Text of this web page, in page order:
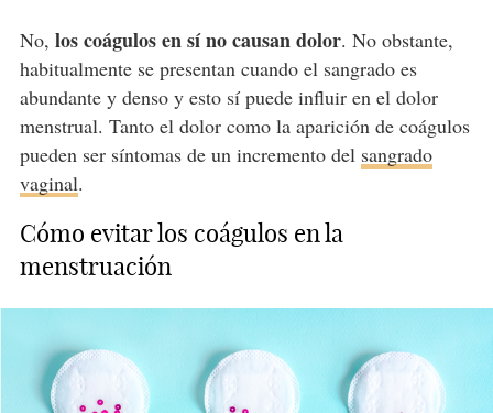
No, los coágulos en sí no causan dolor. No obstante,
habitualmente se presentan cuando el sangrado es
abundante y denso y esto sí puede influir en el dolor
menstrual. Tanto el dolor como la aparición de coágulos
pueden ser síntomas de un incremento del sangrado
vaginal.
Cómo evitar los coágulos en la
menstruación